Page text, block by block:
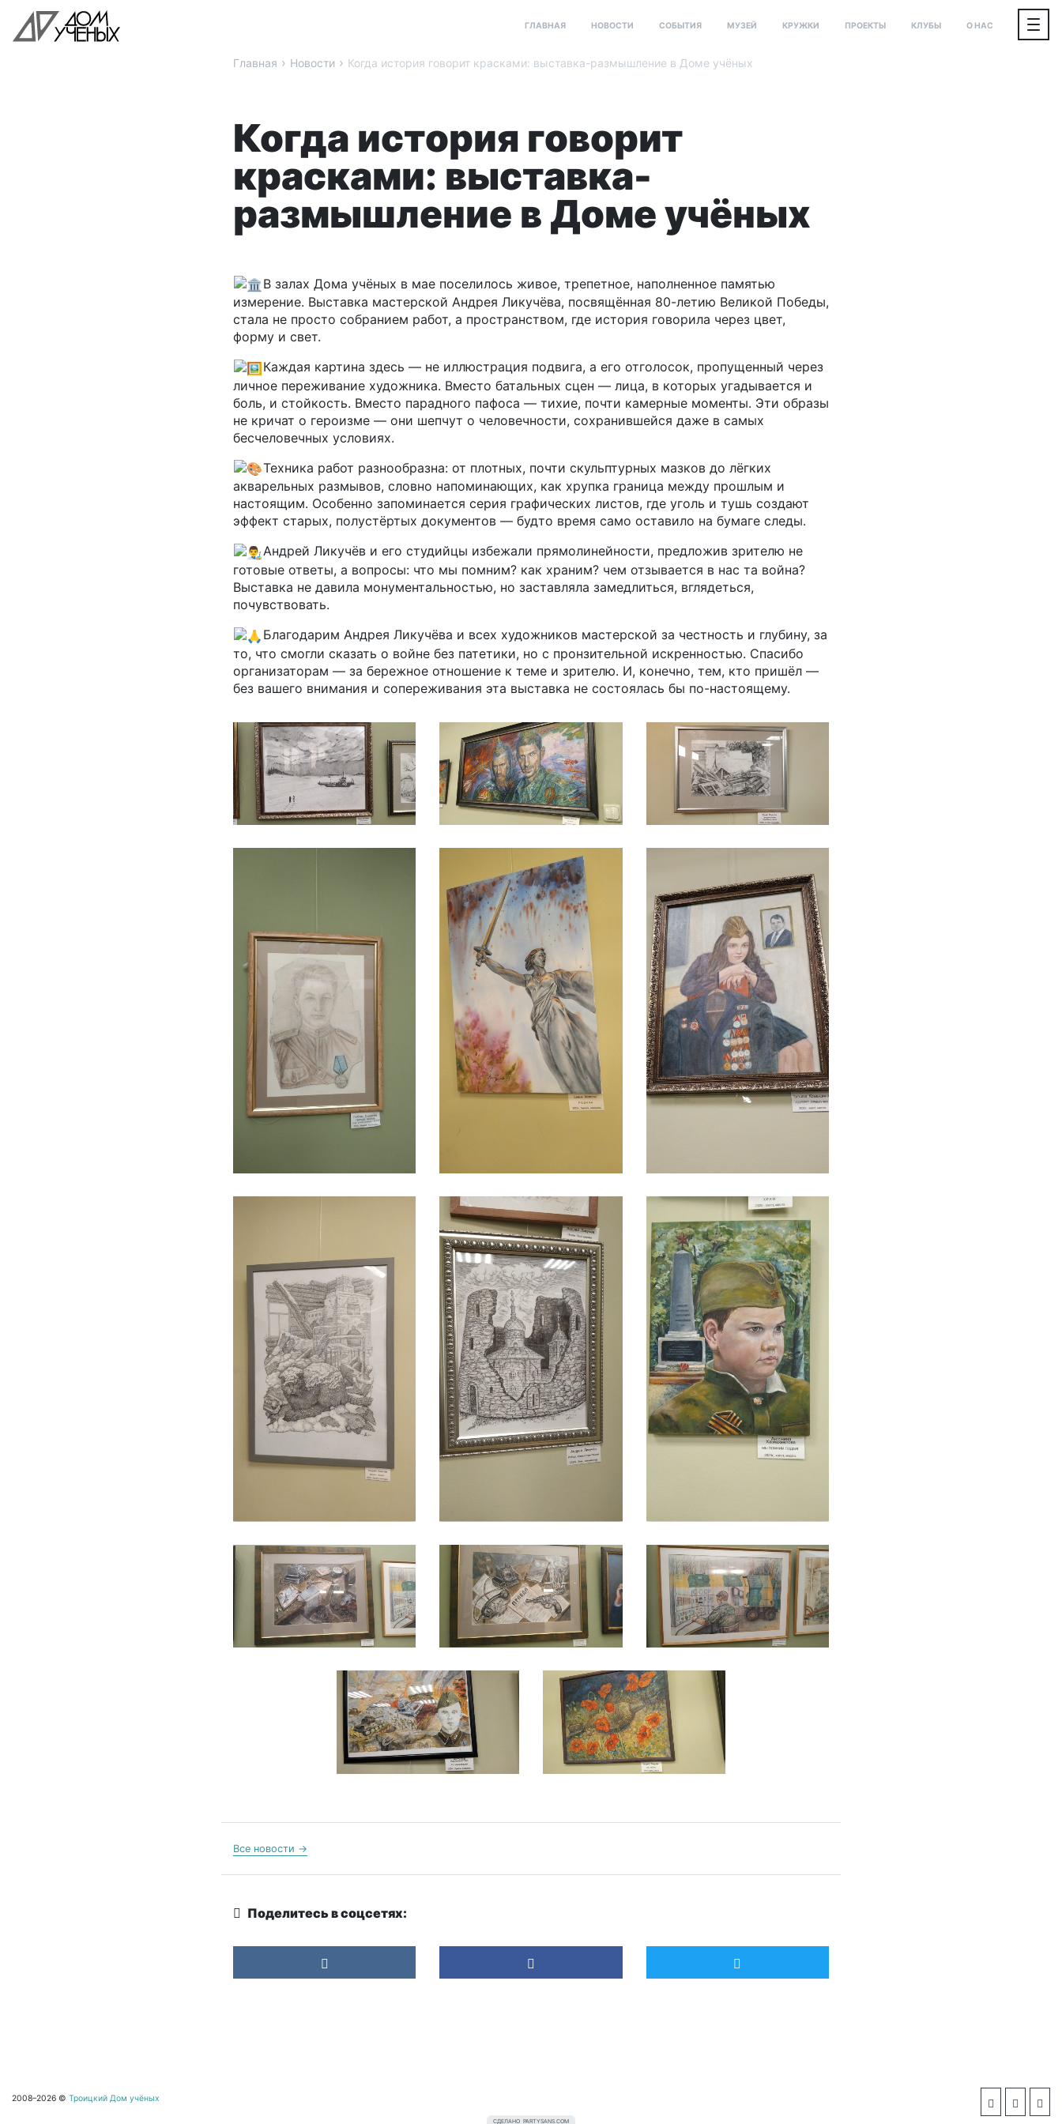
ГЛАВНАЯ НОВОСТИ СОБЫТИЯ МУЗЕЙ КРУЖКИ ПРОЕКТЫ КЛУБЫ О НАС
Главная › Новости › Когда история говорит красками: выставка-размышление в Доме учёных
Когда история говорит
красками: выставка-
размышление в Доме учёных
В залах Дома учёных в мае поселилось живое, трепетное, наполненное памятью
измерение. Выставка мастерской Андрея Ликучёва, посвящённая 80-летию Великой Победы,
стала не просто собранием работ, а пространством, где история говорила через цвет,
форму и свет.
Каждая картина здесь — не иллюстрация подвига, а его отголосок, пропущенный через
личное переживание художника. Вместо батальных сцен — лица, в которых угадывается и
боль, и стойкость. Вместо парадного пафоса — тихие, почти камерные моменты. Эти образы
не кричат о героизме — они шепчут о человечности, сохранившейся даже в самых
бесчеловечных условиях.
Техника работ разнообразна: от плотных, почти скульптурных мазков до лёгких
акварельных размывов, словно напоминающих, как хрупка граница между прошлым и
настоящим. Особенно запоминается серия графических листов, где уголь и тушь создают
эффект старых, полустёртых документов — будто время само оставило на бумаге следы.
Андрей Ликучёв и его студийцы избежали прямолинейности, предложив зрителю не
готовые ответы, а вопросы: что мы помним? как храним? чем отзывается в нас та война?
Выставка не давила монументальностью, но заставляла замедлиться, вглядеться,
почувствовать.
Благодарим Андрея Ликучёва и всех художников мастерской за честность и глубину, за
то, что смогли сказать о войне без патетики, но с пронзительной искренностью. Спасибо
организаторам — за бережное отношение к теме и зрителю. И, конечно, тем, кто пришёл —
без вашего внимания и сопереживания эта выставка не состоялась бы по-настоящему.
Все новости →
Поделитесь в соцсетях:
2008–2026 © Троицкий Дом учёных
СДЕЛАНО PARTYSANS.COM